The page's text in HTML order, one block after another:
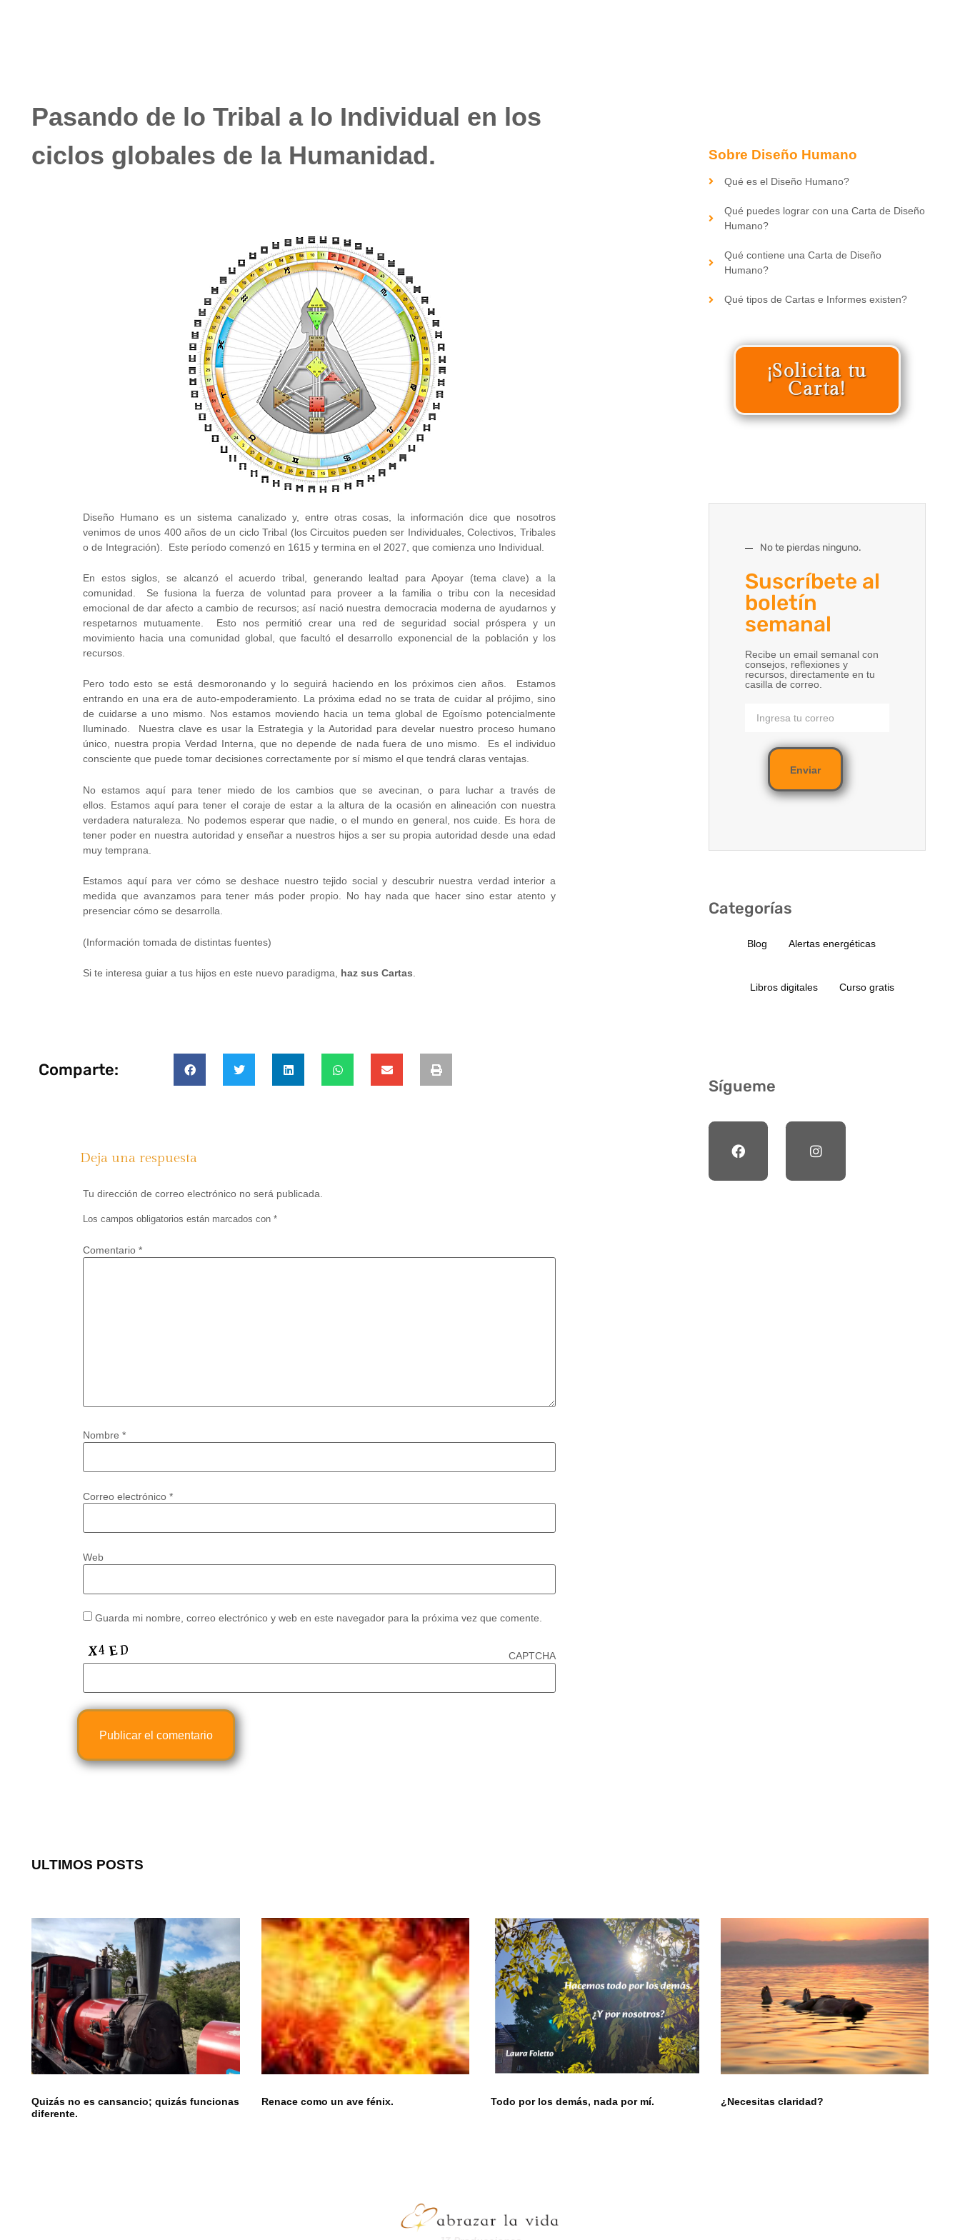
Pasando de lo Tribal a lo Individual en los
ciclos globales de la Humanidad.
Diseño Humano es un sistema canalizado y, entre otras cosas, la información dice que nosotros
venimos de unos 400 años de un ciclo Tribal (los Circuitos pueden ser Individuales, Colectivos, Tribales
o de Integración). Este período comenzó en 1615 y termina en el 2027, que comienza uno Individual.
En estos siglos, se alcanzó el acuerdo tribal, generando lealtad para Apoyar (tema clave) a la
comunidad. Se fusiona la fuerza de voluntad para proveer a la familia o tribu con la necesidad
emocional de dar afecto a cambio de recursos; así nació nuestra democracia moderna de ayudarnos y
respetarnos mutuamente. Esto nos permitió crear una red de seguridad social próspera y un
movimiento hacia una comunidad global, que facultó el desarrollo exponencial de la población y los
recursos.
Pero todo esto se está desmoronando y lo seguirá haciendo en los próximos cien años. Estamos
entrando en una era de auto-empoderamiento. La próxima edad no se trata de cuidar al prójimo, sino
de cuidarse a uno mismo. Nos estamos moviendo hacia un tema global de Egoísmo potencialmente
Iluminado. Nuestra clave es usar la Estrategia y la Autoridad para develar nuestro proceso humano
único, nuestra propia Verdad Interna, que no depende de nada fuera de uno mismo. Es el individuo
consciente que puede tomar decisiones correctamente por sí mismo el que tendrá claras ventajas.
No estamos aquí para tener miedo de los cambios que se avecinan, o para luchar a través de
ellos. Estamos aquí para tener el coraje de estar a la altura de la ocasión en alineación con nuestra
verdadera naturaleza. No podemos esperar que nadie, o el mundo en general, nos cuide. Es hora de
tener poder en nuestra autoridad y enseñar a nuestros hijos a ser su propia autoridad desde una edad
muy temprana.
Estamos aquí para ver cómo se deshace nuestro tejido social y descubrir nuestra verdad interior a
medida que avanzamos para tener más poder propio. No hay nada que hacer sino estar atento y
presenciar cómo se desarrolla.
(Información tomada de distintas fuentes)
Si te interesa guiar a tus hijos en este nuevo paradigma, haz sus Cartas
Comparte:
Deja una respuesta
Tu dirección de correo electrónico no será publicada.
Los campos obligatorios están marcados con *
Comentario *
Nombre *
Correo electrónico *
Web
Guarda mi nombre, correo electrónico y web en este navegador para la próxima vez que comente.
CAPTCHA
Sobre Diseño Humano
Qué es el Diseño Humano?
Qué puedes lograr con una Carta de Diseño
Humano?
Qué contiene una Carta de Diseño
Humano?
Qué tipos de Cartas e Informes existen?
¡Solicita tu
Carta!
No te pierdas ninguno.
Suscríbete al
boletín
semanal
Recibe un email semanal con
consejos, reflexiones y
recursos, directamente en tu
casilla de correo.
Enviar
Categorías
Blog Alertas energéticas
Libros digitales Curso gratis
Sígueme
ULTIMOS POSTS
Quizás no es cansancio; quizás funcionas
diferente.
Renace como un ave fénix. Todo por los demás, nada por mí. ¿Necesitas claridad?